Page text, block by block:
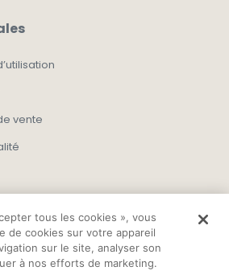
vente
tous les cookies », vous
de cookies sur votre appareil
sur le site, analyser son
à nos efforts de marketing.